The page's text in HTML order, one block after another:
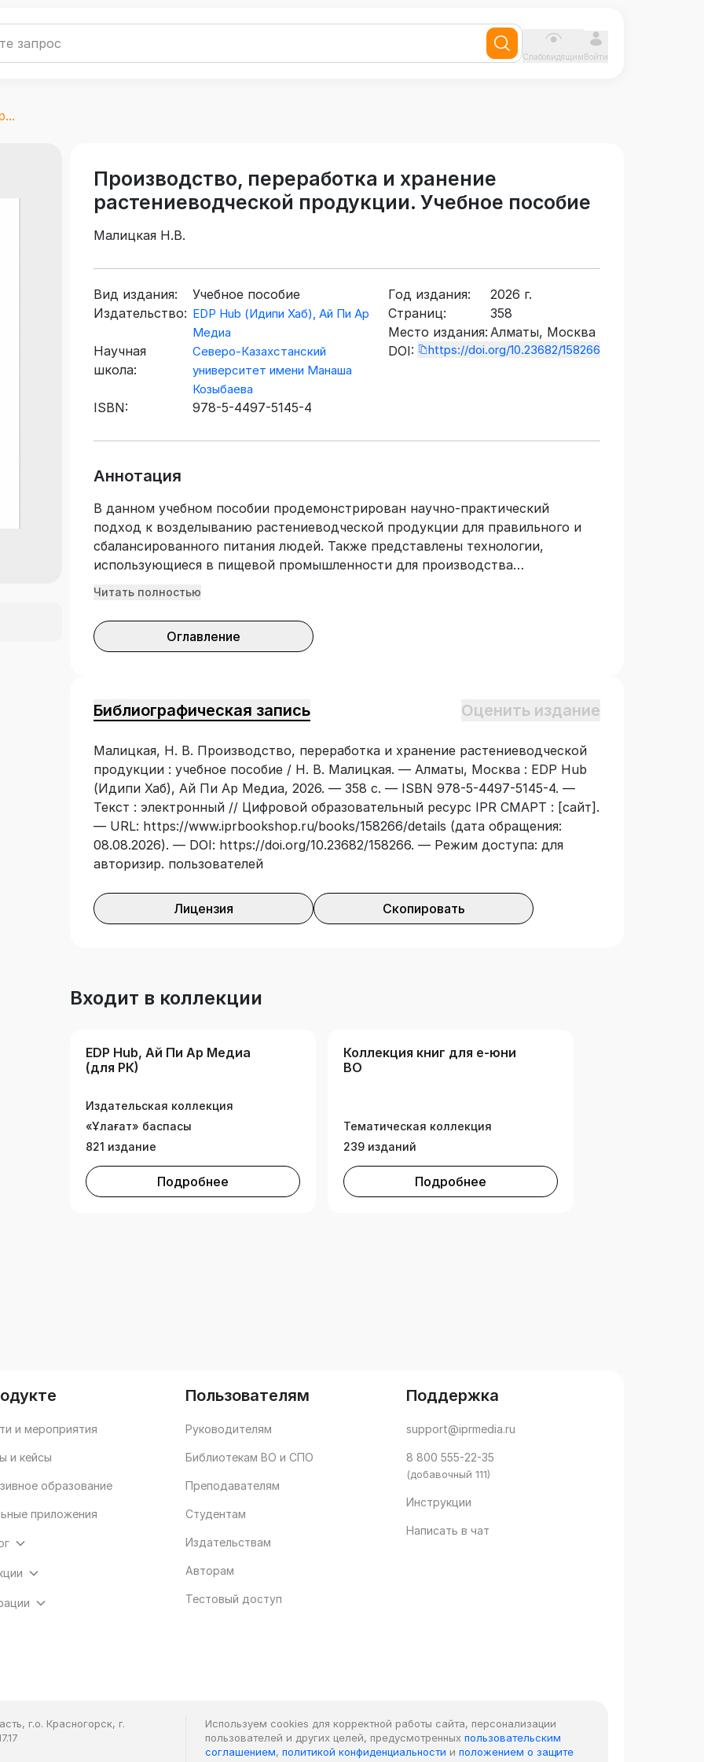
СлабовидящимВойти
Производство, переработка и хранение
растениеводческой продукции. Учебное пособие
Малицкая Н.В.
Вид издания:
Учебное пособие
Издательство: EDP Hub (Идипи Хаб), Ай Пи Ар
Медиа
Научная
школа:
Северо-Казахстанский
университет имени Манаша
Козыбаева
ISBN: 978-5-4497-5145-4
Год издания:
2026 г.
Страниц:
358
Место издания: Алматы, Москва
DOI:
https://doi.org/10.23682/158266
Аннотация
В данном учебном пособии продемонстрирован научно-практический
подход к возделыванию растениеводческой продукции для правильного и
сбалансированного питания людей. Также представлены технологии,
использующиеся в пищевой промышленности для производства
необходимых населению продуктов, таких как мука, хлеб, макароны, крупы,
квашеная продукция и продукция, консервированная сахаром. Процесс
сохранения продукции показан в зависимости от специально созданных
направлениях. После каждой главы даны вопросы для самоконтроля и
подача материала познавательная, опирается на множество таблиц, схем и
иллюстраций, дает возможность с интересом освоить учебный материал.
Учебное пособие предназначено для использования в учебном процессе
обучающимися и преподавателями образовательных программ «Агрономия»,
а также при изучении и преподавании дисциплин «Растениеводство»,
«Технология хранения и переработки растениеводческой продукции».
Читать полностью
Оглавление
Библиографическая запись Оценить издание
Малицкая, Н. В. Производство, переработка и хранение растениеводческой
продукции : учебное пособие / Н. В. Малицкая. — Алматы, Москва : EDP Hub
(Идипи Хаб), Ай Пи Ар Медиа, 2026. — 358 с. — ISBN 978-5-4497-5145-4. —
Текст : электронный // Цифровой образовательный ресурс IPR СМАРТ : [сайт].
— URL: https://www.iprbookshop.ru/books/158266/details (дата обращения:
08.08.2026). — DOI: https://doi.org/10.23682/158266. — Режим доступа: для
авторизир. пользователей
Лицензия Скопировать
Входит в коллекции
EDP Hub, Ай Пи Ар Медиа
(для РК)
Издательская коллекция
«Ұлағат» баспасы
821 издание
Подробнее
Коллекция книг для е-юни
ВО
Тематическая коллекция
239 изданий
Подробнее
и мероприятия
и кейсы
образование
приложения
Пользователям
Руководителям
Библиотекам ВО и СПО
Преподавателям
Студентам
Издательствам
Авторам
Тестовый доступ
Поддержка
support@iprmedia.ru
8 800 555-22-35
(добавочный 111)
Инструкции
Написать в чат
г.о. Красногорск, г.
Используем cookies для корректной работы сайта, персонализации
пользователей и других целей, предусмотренных пользовательским
соглашением, политикой конфиденциальности и положением о защите